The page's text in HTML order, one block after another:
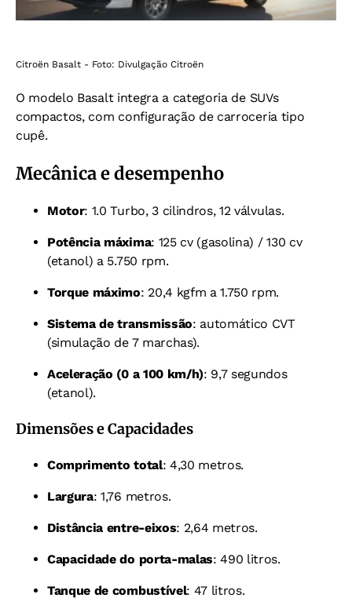
Citroën Basalt - Foto: Divulgação Citroën
O modelo Basalt integra a categoria de SUVs
compactos, com configuração de carroceria tipo
cupê.
Mecânica e desempenho
Motor: 1.0 Turbo, 3 cilindros, 12 válvulas.
Potência máxima: 125 cv (gasolina) / 130 cv
(etanol) a 5.750 rpm.
Torque máximo: 20,4 kgfm a 1.750 rpm.
Sistema de transmissão: automático CVT
(simulação de 7 marchas).
Aceleração (0 a 100 km/h): 9,7 segundos
(etanol).
Dimensões e Capacidades
Comprimento total: 4,30 metros.
Largura: 1,76 metros.
Distância entre-eixos: 2,64 metros.
Capacidade do porta-malas: 490 litros.
Tanque de combustível: 47 litros.